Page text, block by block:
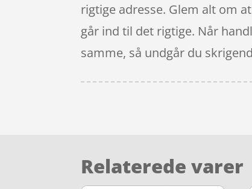
rigtige adresse. Glem alt om
går ind til det rigtige. Når
samme, så undgår du
Relaterede varer